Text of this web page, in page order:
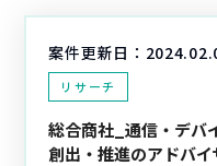
案件更新日：
リサーチ
総合商社_通信・デバ
創出・推進のアドバ